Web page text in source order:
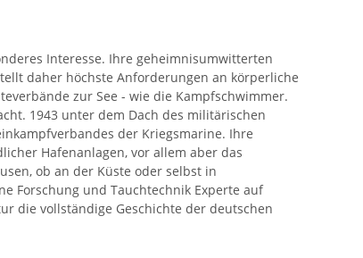
Interesse. Ihre geheimnisumwitterten
daher höchste Anforderungen an körperliche
zur See - wie die Kampfschwimmer.
1943 unter dem Dach des militärischen
der Kriegsmarine. Ihre
Hafenanlagen, vor allem aber das
ob an der Küste oder selbst in
Forschung und Tauchtechnik Experte auf
die vollständige Geschichte der deutschen